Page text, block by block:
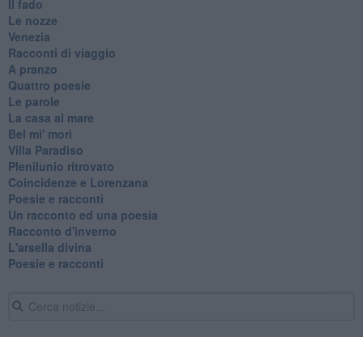
Il fado
Le nozze
Venezia
Racconti di viaggio
A pranzo
Quattro poesie
Le parole
La casa al mare
Bel mi' morì
Villa Paradiso
Plenilunio ritrovato
Coincidenze e Lorenzana
Poesie e racconti
Un racconto ed una poesia
Racconto d'inverno
​L'arsella divina
Poesie e racconti